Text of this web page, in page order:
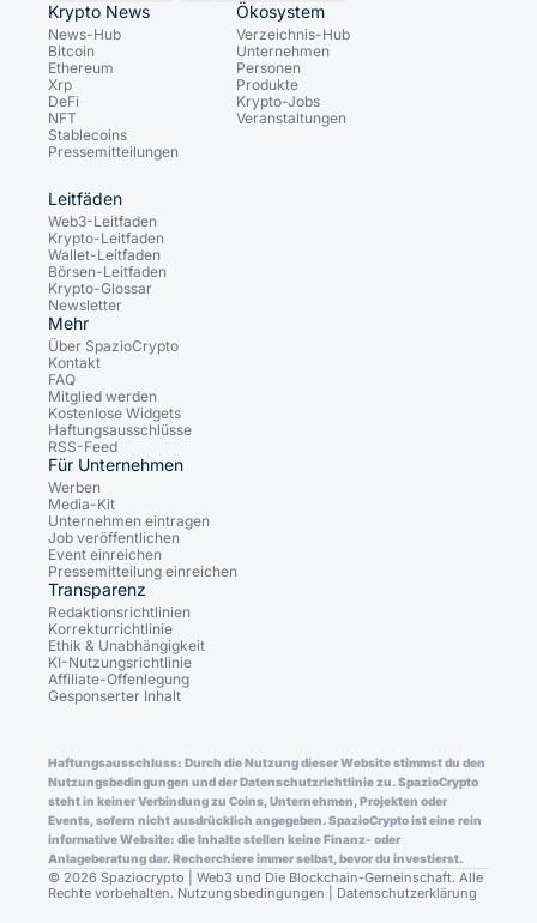
Krypto News
News-Hub
Bitcoin
Ethereum
Xrp
DeFi
NFT
Stablecoins
Pressemitteilungen
Ökosystem
Verzeichnis-Hub
Unternehmen
Personen
Produkte
Krypto-Jobs
Veranstaltungen
Leitfäden
Web3-Leitfaden
Krypto-Leitfaden
Wallet-Leitfaden
Börsen-Leitfaden
Krypto-Glossar
Newsletter
Mehr
Über SpazioCrypto
Kontakt
FAQ
Mitglied werden
Kostenlose Widgets
Haftungsausschlüsse
RSS-Feed
Für Unternehmen
Werben
Media-Kit
Unternehmen eintragen
Job veröffentlichen
Event einreichen
Pressemitteilung einreichen
Transparenz
Redaktionsrichtlinien
Korrekturrichtlinie
Ethik & Unabhängigkeit
KI-Nutzungsrichtlinie
Affiliate-Offenlegung
Gesponserter Inhalt
Haftungsausschluss: Durch die Nutzung dieser Website stimmst du den
Nutzungsbedingungen und der Datenschutzrichtlinie zu. SpazioCrypto
steht in keiner Verbindung zu Coins, Unternehmen, Projekten oder
Events, sofern nicht ausdrücklich angegeben. SpazioCrypto ist eine rein
informative Website: die Inhalte stellen keine Finanz- oder
Anlageberatung dar. Recherchiere immer selbst, bevor du investierst.
© 2026 Spaziocrypto | Web3 und Die Blockchain-Gemeinschaft. Alle
Rechte vorbehalten. Nutzungsbedingungen Datenschutzerklärung